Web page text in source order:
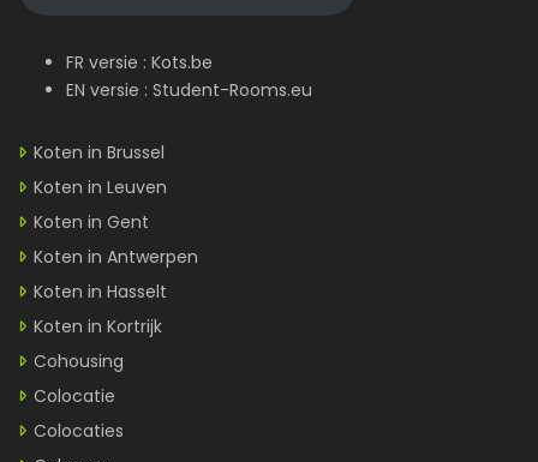
FR versie : Kots.be
EN versie : Student-Rooms.eu
Koten in Brussel
Koten in Leuven
Koten in Gent
Koten in Antwerpen
Koten in Hasselt
Koten in Kortrijk
Cohousing
Colocatie
Colocaties